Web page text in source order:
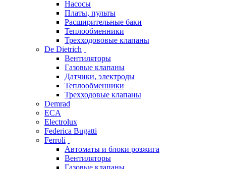
Насосы
Платы, пульты
Расширительные баки
Теплообменники
Трехходововые клапаны
De Dietrich
Вентиляторы
Газовые клапаны
Датчики, электроды
Теплообменники
Трехходовые клапаны
Demrad
ECA
Electrolux
Federica Bugatti
Ferroli
Автоматы и блоки розжига
Вентиляторы